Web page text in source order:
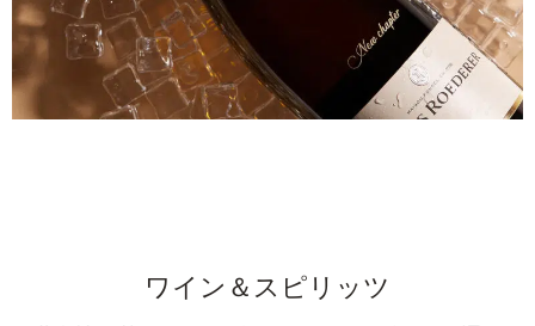
ワイン＆スピリッツ